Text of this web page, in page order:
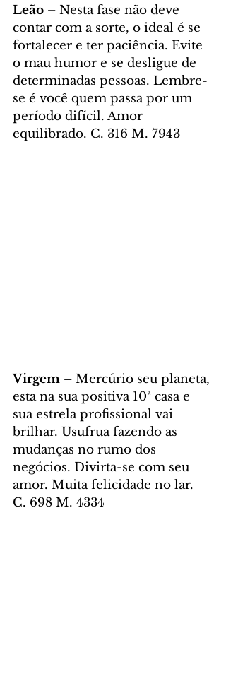
Leão – Nesta fase não deve
contar com a sorte, o ideal é se
fortalecer e ter paciência. Evite
o mau humor e se desligue de
determinadas pessoas. Lembre-
se é você quem passa por um
período difícil. Amor
equilibrado. C. 316 M. 7943
Virgem – Mercúrio seu planeta,
esta na sua positiva 10ª casa e
sua estrela profissional vai
brilhar. Usufrua fazendo as
mudanças no rumo dos
negócios. Divirta-se com seu
amor. Muita felicidade no lar.
C. 698 M. 4334